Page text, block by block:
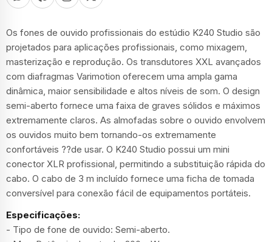
Os fones de ouvido profissionais do estúdio K240 Studio são
projetados para aplicações profissionais, como mixagem,
masterização e reprodução. Os transdutores XXL avançados
com diafragmas Varimotion oferecem uma ampla gama
dinâmica, maior sensibilidade e altos níveis de som. O design
semi-aberto fornece uma faixa de graves sólidos e máximos
extremamente claros. As almofadas sobre o ouvido envolvem
os ouvidos muito bem tornando-os extremamente
confortáveis ??de usar. O K240 Studio possui um mini
conector XLR profissional, permitindo a substituição rápida do
cabo. O cabo de 3 m incluído fornece uma ficha de tomada
conversível para conexão fácil de equipamentos portáteis.
Especificações:
- Tipo de fone de ouvido: Semi-aberto.